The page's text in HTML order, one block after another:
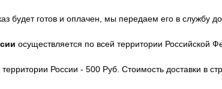
будет готов и оплачен, мы передаем его в
осуществляется по всей территории Российской
России - 500 Руб. Стоимость доставки в